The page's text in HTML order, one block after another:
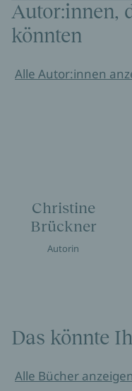
Autor:innen,
könnten
Alle Autor:innen
Christine
Brückner
Autorin
Das könnte
Alle Bücher anzeigen